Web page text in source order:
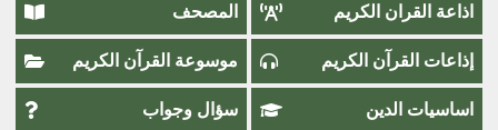
اذاعة القران الكريم المصحف
إذاعات القرآن الكريم موسوعة القرآن الكريم
اساسيات الدين سؤال وجواب